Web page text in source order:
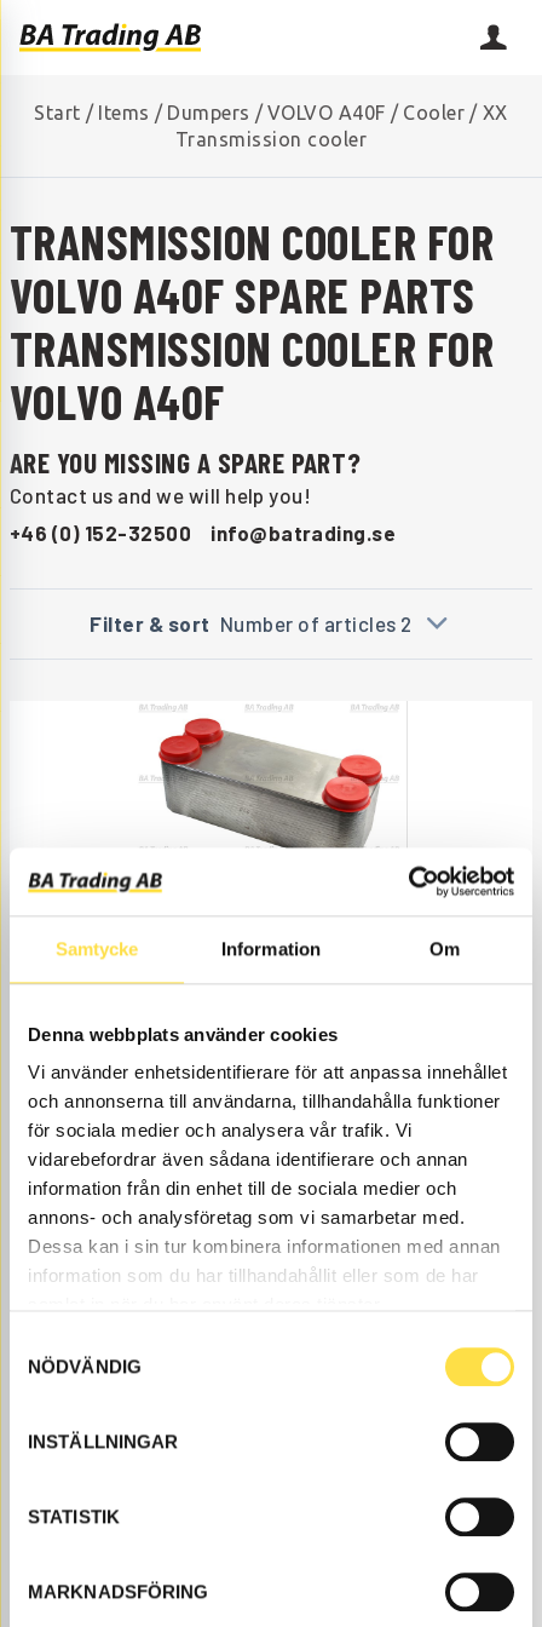
Samtycke Information Om
Denna webbplats använder cookies
Vi använder enhetsidentifierare för att anpassa innehållet
och annonserna till användarna, tillhandahålla funktioner
för sociala medier och analysera vår trafik. Vi
vidarebefordrar även sådana identifierare och annan
information från din enhet till de sociala medier och
annons- och analysföretag som vi samarbetar med.
Dessa kan i sin tur kombinera informationen med annan
information som du har tillhandahållit eller som de har
NÖDVÄNDIG
INSTÄLLNINGAR
STATISTIK
MARKNADSFÖRING
Start / Items / Dumpers / VOLVO A40F / Cooler / XX
Transmission cooler
TRANSMISSION COOLER FOR
VOLVO A40F SPARE PARTS
TRANSMISSION COOLER FOR
VOLVO A40F
ARE YOU MISSING A SPARE PART?
Contact us and we will help you!
+46 (0) 152-32500
info@batrading.se
Filter & sort Number of articles 2
HEAT EXCHANGER
TK107 Item no. Transmission.
Åtgår2
Price, VAT excl.
9 550.00
Web stock
BUY
O-RING
29.00 BUY
Transmission cooler to VOLVO A40F dumpers is
available as spare parts here at BA Trading. Our spare